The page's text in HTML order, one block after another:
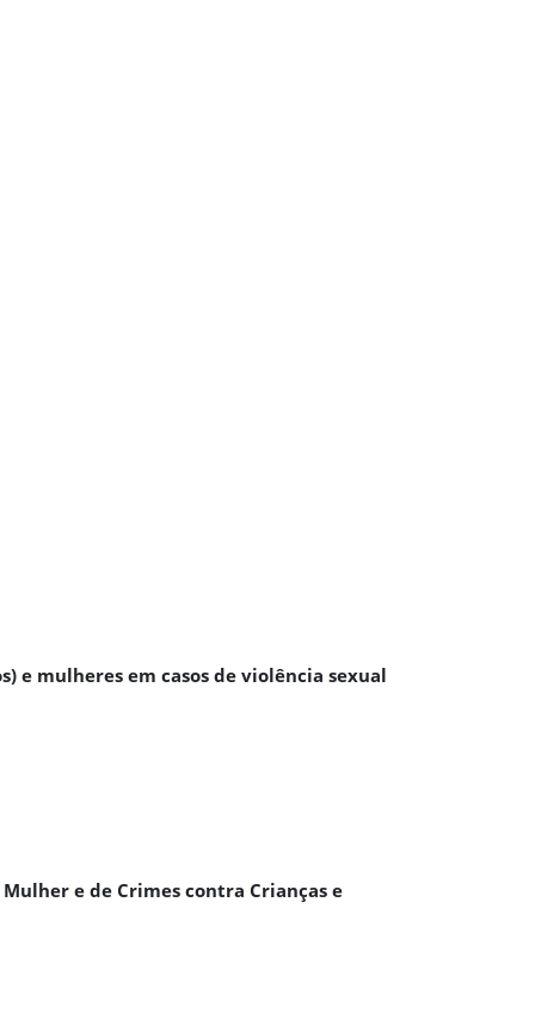
e mulheres em casos de violência sexual
e de Crimes contra Crianças e